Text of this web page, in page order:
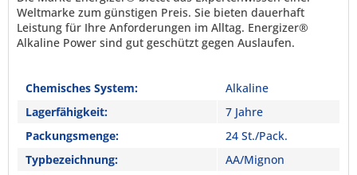
Weltmarke zum günstigen Preis. Sie bieten dauerhaft
Leistung für Ihre Anforderungen im Alltag. Energizer®
Alkaline Power sind gut geschützt gegen Auslaufen.
Chemisches System:
Alkaline
Lagerfähigkeit:
7 Jahre
Packungsmenge:
24 St./Pack.
Typbezeichnung:
AA/Mignon